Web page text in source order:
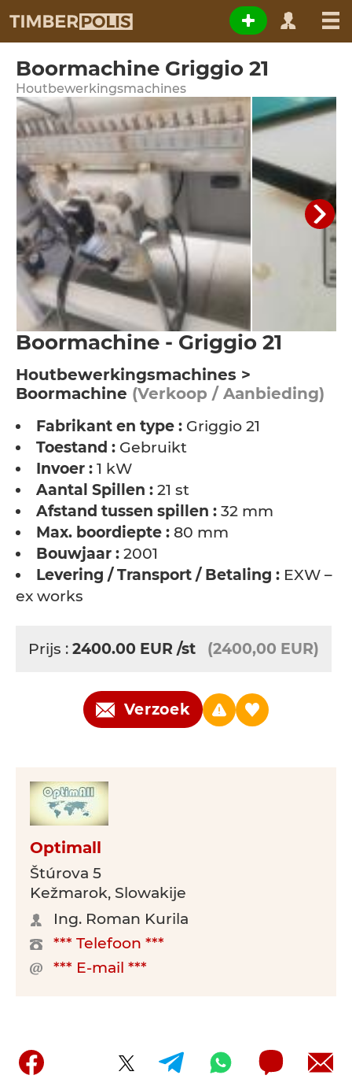
Boormachine Griggio 21
Houtbewerkingsmachines
Boormachine - Griggio 21
Houtbewerkingsmachines >
Boormachine (Verkoop / Aanbieding)
Fabrikant en type : Griggio 21
Toestand : Gebruikt
Invoer : 1 kW
Aantal Spillen : 21 st
Afstand tussen spillen : 32 mm
Max. boordiepte : 80 mm
Bouwjaar : 2001
Levering / Transport / Betaling : EXW –
ex works
Prijs : 2400.00 EUR /st (2400,00 EUR)
Verzoek
Optimall
Štúrova 5
Kežmarok, Slowakije
Ing. Roman Kurila
*** Telefoon ***
*** E-mail ***